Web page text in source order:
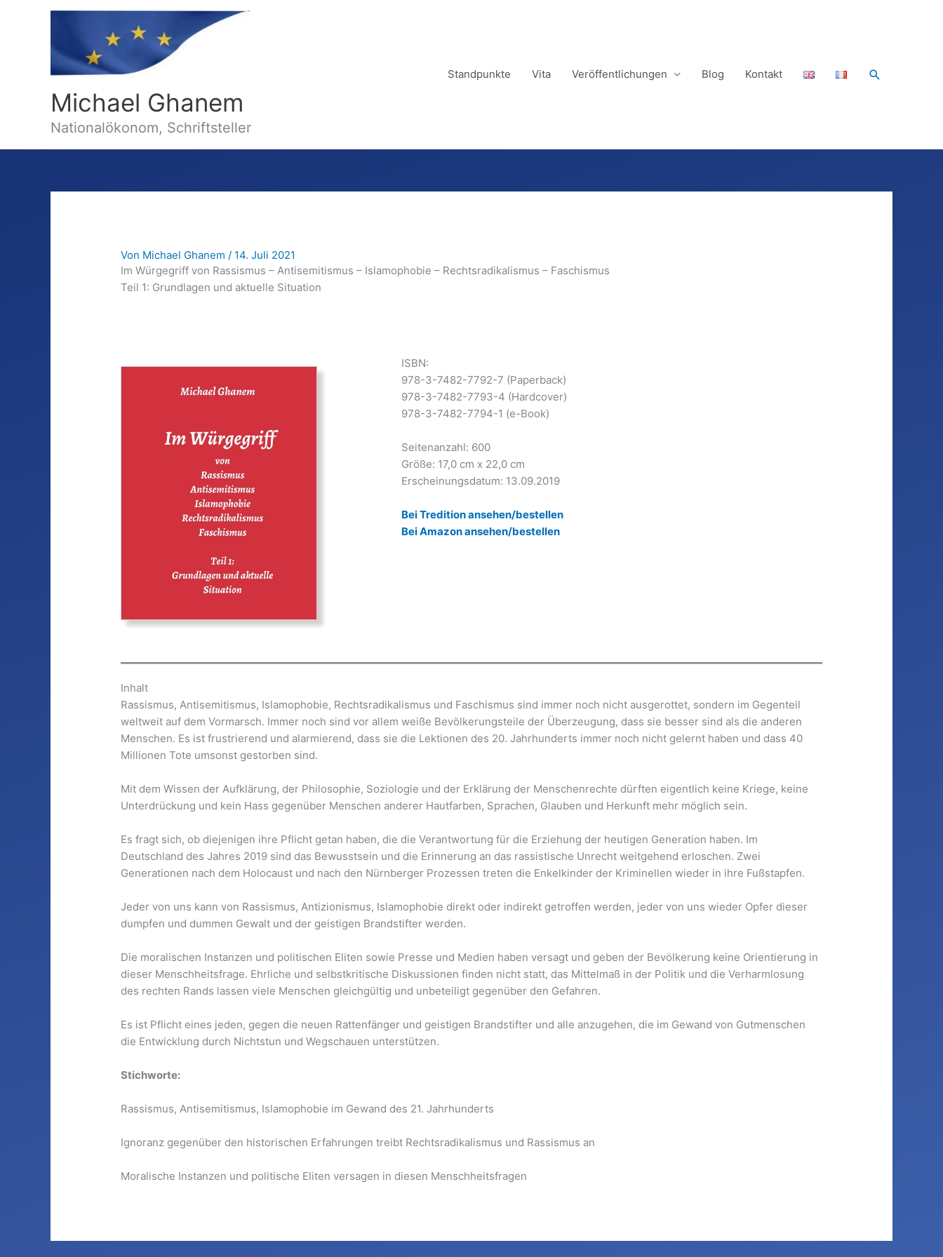
Michael Ghanem
Nationalökonom, Schriftsteller
Standpunkte Vita Veröffentlichungen Blog Kontakt Suchen
Von Michael Ghanem/ 14. Juli 2021
Im Würgegriff von Rassismus – Antisemitismus – Islamophobie – Rechtsradikalismus – Faschismus
Teil 1: Grundlagen und aktuelle Situation
ISBN:
978-3-7482-7792-7 (Paperback)
978-3-7482-7793-4 (Hardcover)
978-3-7482-7794-1 (e-Book)
Seitenanzahl: 600
Größe: 17,0 cm x 22,0 cm
Erscheinungsdatum: 13.09.2019
Bei Tredition ansehen/bestellen
Bei Amazon ansehen/bestellen
Inhalt
Rassismus, Antisemitismus, Islamophobie, Rechtsradikalismus und Faschismus sind immer noch nicht ausgerottet, sondern im Gegenteil
weltweit auf dem Vormarsch. Immer noch sind vor allem weiße Bevölkerungsteile der Überzeugung, dass sie besser sind als die anderen
Menschen. Es ist frustrierend und alarmierend, dass sie die Lektionen des 20. Jahrhunderts immer noch nicht gelernt haben und dass 40
Millionen Tote umsonst gestorben sind.
Mit dem Wissen der Aufklärung, der Philosophie, Soziologie und der Erklärung der Menschenrechte dürften eigentlich keine Kriege, keine
Unterdrückung und kein Hass gegenüber Menschen anderer Hautfarben, Sprachen, Glauben und Herkunft mehr möglich sein.
Es fragt sich, ob diejenigen ihre Pflicht getan haben, die die Verantwortung für die Erziehung der heutigen Generation haben. Im
Deutschland des Jahres 2019 sind das Bewusstsein und die Erinnerung an das rassistische Unrecht weitgehend erloschen. Zwei
Generationen nach dem Holocaust und nach den Nürnberger Prozessen treten die Enkelkinder der Kriminellen wieder in ihre Fußstapfen.
Jeder von uns kann von Rassismus, Antizionismus, Islamophobie direkt oder indirekt getroffen werden, jeder von uns wieder Opfer dieser
dumpfen und dummen Gewalt und der geistigen Brandstifter werden.
Die moralischen Instanzen und politischen Eliten sowie Presse und Medien haben versagt und geben der Bevölkerung keine Orientierung in
dieser Menschheitsfrage. Ehrliche und selbstkritische Diskussionen finden nicht statt, das Mittelmaß in der Politik und die Verharmlosung
des rechten Rands lassen viele Menschen gleichgültig und unbeteiligt gegenüber den Gefahren.
Es ist Pflicht eines jeden, gegen die neuen Rattenfänger und geistigen Brandstifter und alle anzugehen, die im Gewand von Gutmenschen
die Entwicklung durch Nichtstun und Wegschauen unterstützen.
Stichworte:
Rassismus, Antisemitismus, Islamophobie im Gewand des 21. Jahrhunderts
Ignoranz gegenüber den historischen Erfahrungen treibt Rechtsradikalismus und Rassismus an
Moralische Instanzen und politische Eliten versagen in diesen Menschheitsfragen